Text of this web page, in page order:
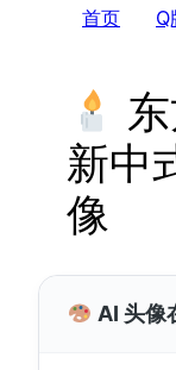
首页 Q
新中
像
AI 头像